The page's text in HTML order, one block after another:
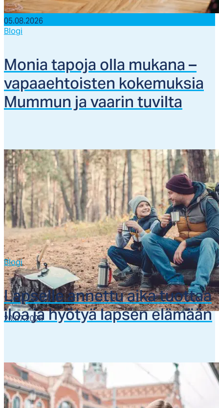
05.08.2026
Blogi
Mo­nia ta­po­ja ol­la mu­ka­na –
va­paaeh­tois­ten ko­ke­muk­sia
Mum­mun ja vaa­rin tu­vil­ta
20.07.2026
Blogi
Lap­sel­le an­net­tu ai­ka tuot­taa
iloa ja hyö­tyä lap­sen elä­mään